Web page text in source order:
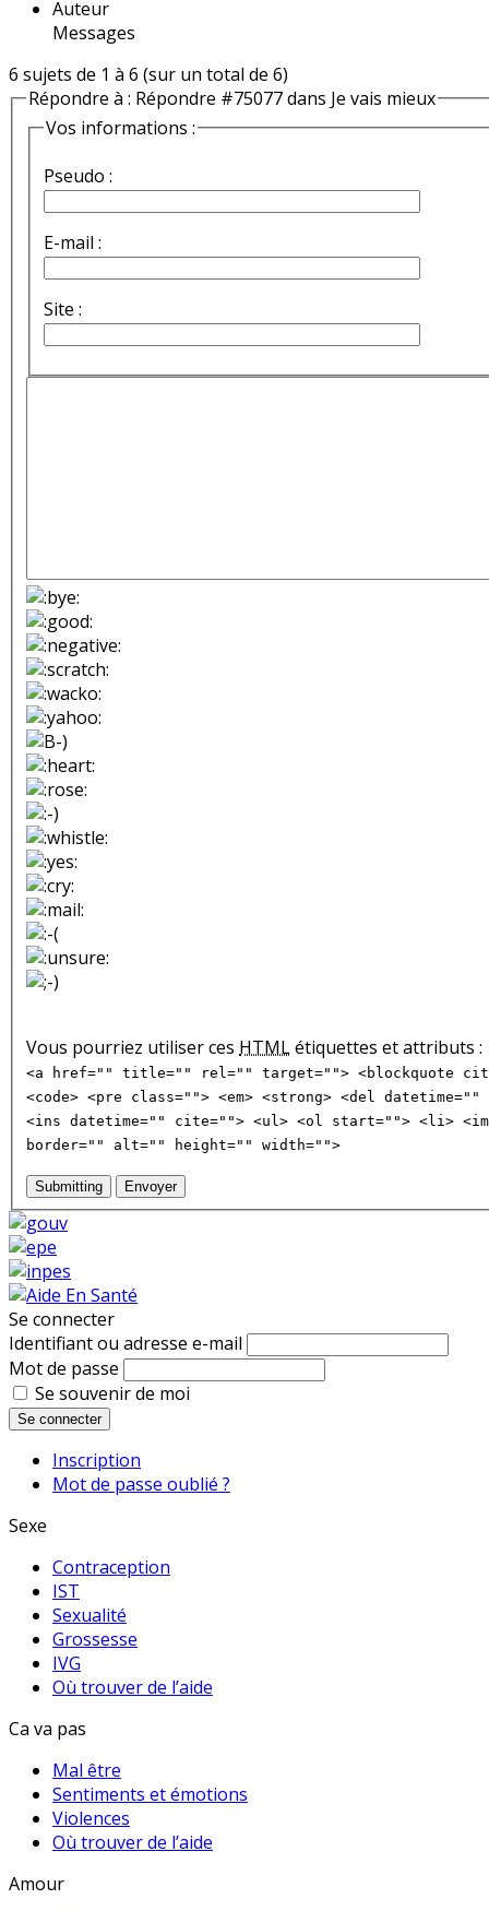
Auteur
Messages
6 sujets de 1 à 6 (sur un total de 6)
Répondre à : Répondre #75077 dans Je vais mieux
Vos informations :
Pseudo :
E-mail :
Site :
Vous pourriez utiliser ces HTMLétiquettes et attributs :
<a href="" title="" rel="" target=""> <blockquote
<code> <pre class=""> <em> <strong> <del
<ins datetime="" cite=""> <ul> <ol start=""> <li>
border="" alt="" height="" width="">
Submitting Envoyer
Se connecter
Identifiant ou adresse e-mail
Mot de passe
Se souvenir de moi
Se connecter
Inscription
Mot de passe oublié ?
Sexe
Contraception
IST
Sexualité
Grossesse
IVG
Où trouver de l’aide
Ca va pas
Mal être
Sentiments et émotions
Violences
Où trouver de l’aide
Amour